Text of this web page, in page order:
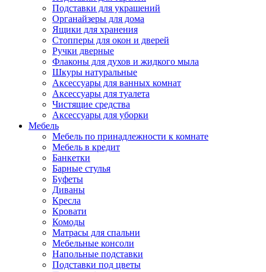
Подставки для украшений
Органайзеры для дома
Ящики для хранения
Стопперы для окон и дверей
Ручки дверные
Флаконы для духов и жидкого мыла
Шкуры натуральные
Аксессуары для ванных комнат
Аксессуары для туалета
Чистящие средства
Аксессуары для уборки
Мебель
Мебель по принадлежности к комнате
Мебель в кредит
Банкетки
Барные стулья
Буфеты
Диваны
Кресла
Кровати
Комоды
Матрасы для спальни
Мебельные консоли
Напольные подставки
Подставки под цветы